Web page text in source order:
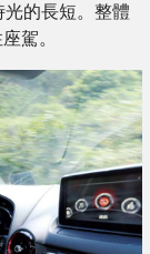
的長短。整體
駕。